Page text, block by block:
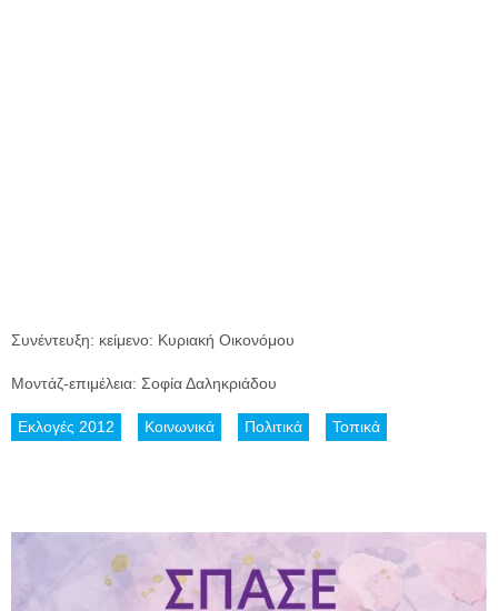
Συνέντευξη: κείμενο: Κυριακή Οικονόμου
Μοντάζ-επιμέλεια: Σοφία Δαληκριάδου
Εκλογές 2012 Κοινωνικά Πολιτικά Τοπικά